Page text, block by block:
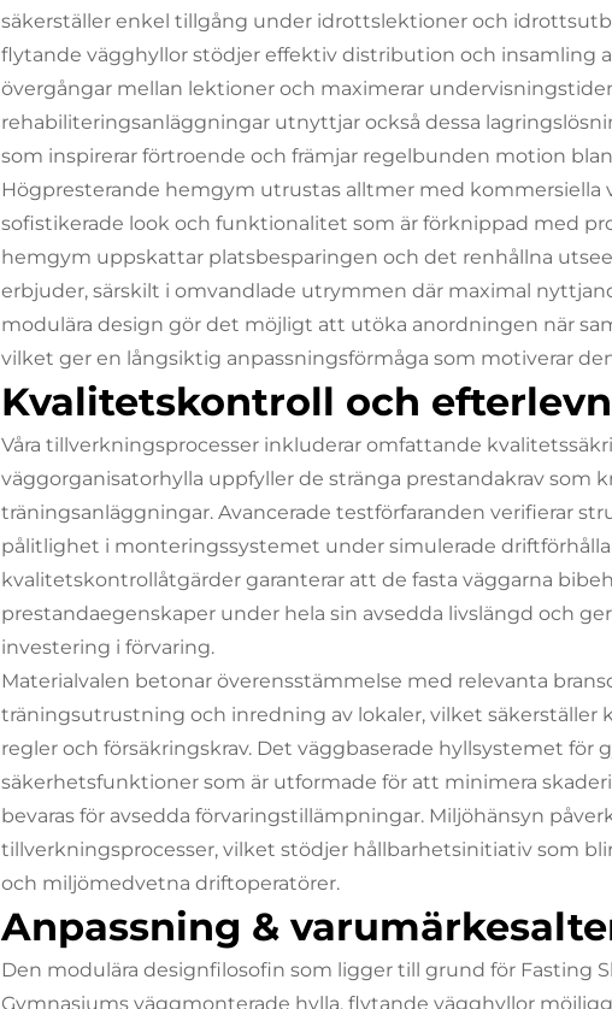
säkerställer enkel tillgång under idrottslektioner och
flytande vägghyllor stödjer effektiv distribution och insamling
övergångar mellan lektioner och maximerar
rehabiliteringsanläggningar utnyttjar också dessa
som inspirerar förtroende och främjar regelbunden motion
Högpresterande hemgym utrustas alltmer med kommersiella
sofistikerade look och funktionalitet som är förknippad med
hemgym uppskattar platsbesparingen och det renhållna
erbjuder, särskilt i omvandlade utrymmen där maximal
modulära design gör det möjligt att utöka anordningen när
vilket ger en långsiktig anpassningsförmåga som motiverar
Kvalitetskontroll och
Våra tillverkningsprocesser inkluderar omfattande
väggorganisatorhylla uppfyller de stränga prestandakrav som
träningsanläggningar. Avancerade testförfaranden verifierar
pålitlighet i monteringssystemet under simulerade
kvalitetskontrollåtgärder garanterar att de fasta väggarna
prestandaegenskaper under hela sin avsedda livslängd och
investering i förvaring.
Materialvalen betonar överensstämmelse med relevanta
träningsutrustning och inredning av lokaler, vilket
regler och försäkringskrav. Det väggbaserade hyllsystemet för
säkerhetsfunktioner som är utformade för att minimera
bevaras för avsedda förvaringstillämpningar. Miljöhänsyn
tillverkningsprocesser, vilket stödjer hållbarhetsinitiativ som
och miljömedvetna driftoperatörer.
Anpassning &
Den modulära designfilosofin som ligger till grund för Fasting
Gymnasiums väggmonterade hylla, flytande vägghyllor